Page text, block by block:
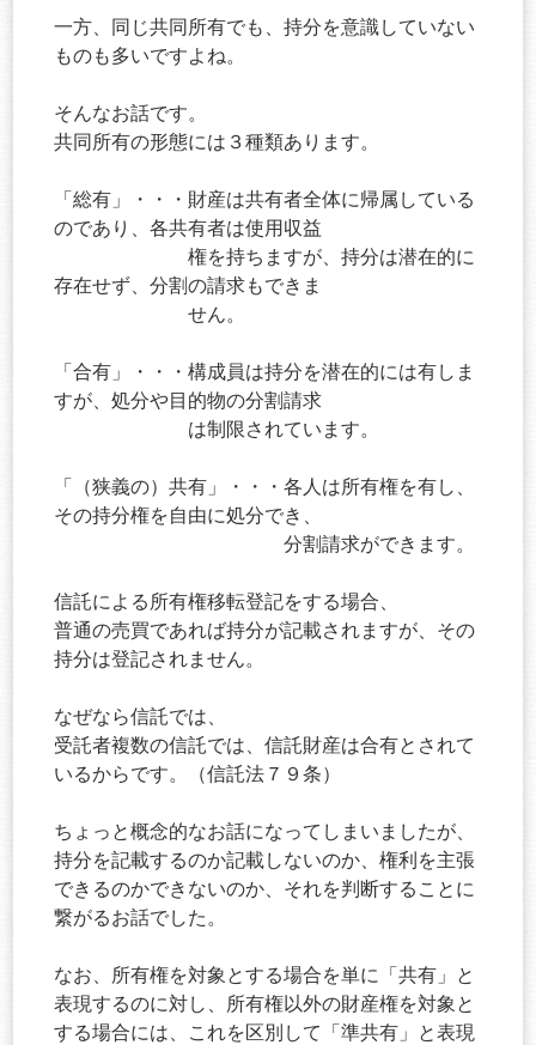
一方、同じ共同所有でも、持分を意識していない
ものも多いですよね。
そんなお話です。
共同所有の形態には３種類あります。
「総有」・・・財産は共有者全体に帰属している
のであり、各共有者は使用収益
権を持ちますが、持分は潜在的に
存在せず、分割の請求もできま
せん。
「合有」・・・構成員は持分を潜在的には有しま
すが、処分や目的物の分割請求
は制限されています。
「（狭義の）共有」・・・各人は所有権を有し、
その持分権を自由に処分でき、
分割請求ができます。
信託による所有権移転登記をする場合、
普通の売買であれば持分が記載されますが、その
持分は登記されません。
なぜなら信託では、
受託者複数の信託では、信託財産は合有とされて
いるからです。（信託法７９条）
ちょっと概念的なお話になってしまいましたが、
持分を記載するのか記載しないのか、権利を主張
できるのかできないのか、それを判断することに
繋がるお話でした。
なお、所有権を対象とする場合を単に「共有」と
表現するのに対し、所有権以外の財産権を対象と
する場合には、これを区別して「準共有」と表現